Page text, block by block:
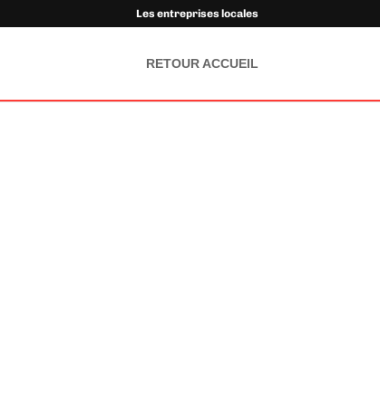
Les entreprises locales
RETOUR ACCUEIL